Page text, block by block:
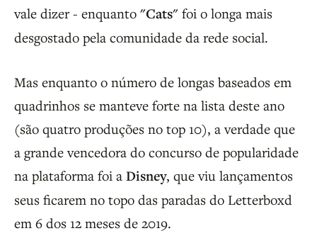
vale dizer - enquanto "Cats" foi o longa mais
desgostado pela comunidade da rede social.
Mas enquanto o número de longas baseados em
quadrinhos se manteve forte na lista deste ano
(são quatro produções no top 10), a verdade que
a grande vencedora do concurso de popularidade
na plataforma foi a Disney, que viu lançamentos
seus ficarem no topo das paradas do Letterboxd
em 6 dos 12 meses de 2019.